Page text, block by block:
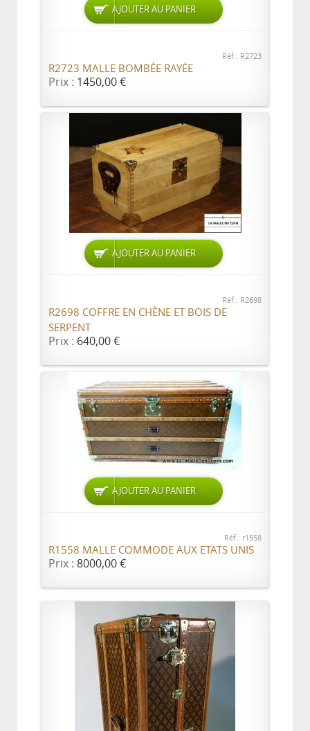
AJOUTER AU PANIER
Réf.: R2723
R2723 MALLE BOMBÉE RAYÉE
Prix : 1450,00 €
AJOUTER AU PANIER
Réf.: R2698
R2698 COFFRE EN CHÈNE ET BOIS DE
SERPENT
Prix : 640,00 €
AJOUTER AU PANIER
Réf.: r1558
R1558 MALLE COMMODE AUX ETATS UNIS
Prix : 8000,00 €